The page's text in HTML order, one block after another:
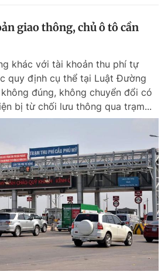
giao thông, chủ ô tô cần
khác với tài khoản thu phí tự
quy định cụ thể tại Luật Đường
đúng, không chuyển đổi có
bị từ chối lưu thông qua trạm...